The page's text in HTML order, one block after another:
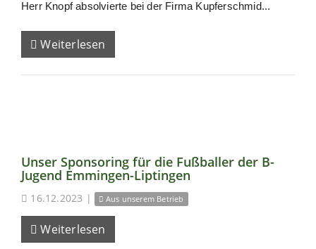
Herr Knopf absolvierte bei der Firma Kupferschmid...
Weiterlesen
Unser Sponsoring für die Fußballer der B-
Jugend Emmingen-Liptingen
16.12.2023 | Aus unserem Betrieb
Weiterlesen